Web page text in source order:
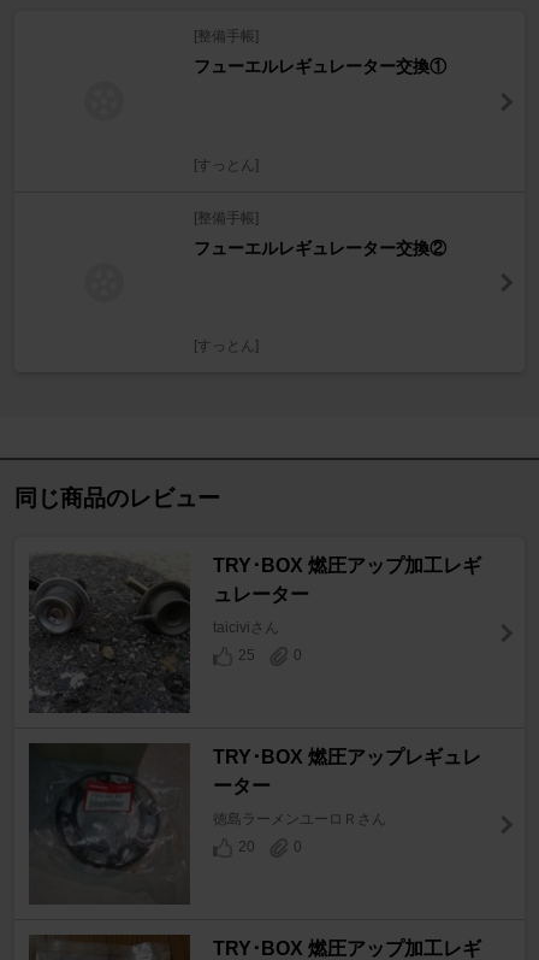
[整備手帳]
フューエルレギュレーター交換①
[すっとん]
[整備手帳]
フューエルレギュレーター交換②
[すっとん]
同じ商品のレビュー
TRY･BOX 燃圧アップ加工レギ
ュレーター
taiciviさん
25
0
TRY･BOX 燃圧アップレギュレ
ーター
徳島ラーメンユーロＲさん
20
0
TRY･BOX 燃圧アップ加工レギ